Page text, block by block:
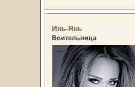
Инь-Янь
Воительница